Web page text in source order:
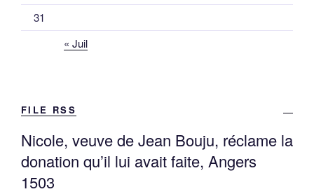
31
« Juil
FILE RSS
Nicole, veuve de Jean Bouju, réclame la
donation qu’il lui avait faite, Angers
1503